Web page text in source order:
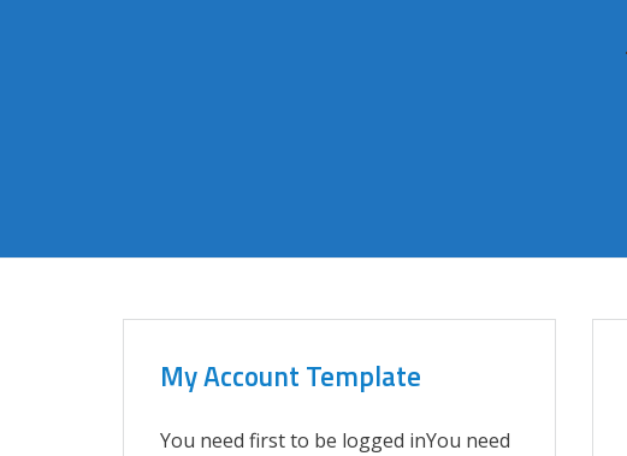
My Account Template
You need first to be logged inYou need